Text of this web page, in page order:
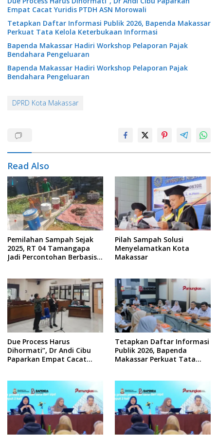
Empat Cacat Yuridis PTDH ASN Morowali
Tetapkan Daftar Informasi Publik 2026, Bapenda Makassar
Perkuat Tata Kelola Keterbukaan Informasi
Bapenda Makassar Hadiri Workshop Pelaporan Pajak
Bendahara Pengeluaran
Bapenda Makassar Hadiri Workshop Pelaporan Pajak
Bendahara Pengeluaran
DPRD Kota Makassar
Read Also
Pemilahan Sampah Sejak
2025, RT 04 Tamangapa
Jadi Percontohan Berbasis
Pilah Sampah Solusi
Menyelamatkan Kota
Makassar
Due Process Harus
Dihormati”, Dr Andi Cibu
Paparkan Empat Cacat
Tetapkan Daftar Informasi
Publik 2026, Bapenda
Makassar Perkuat Tata